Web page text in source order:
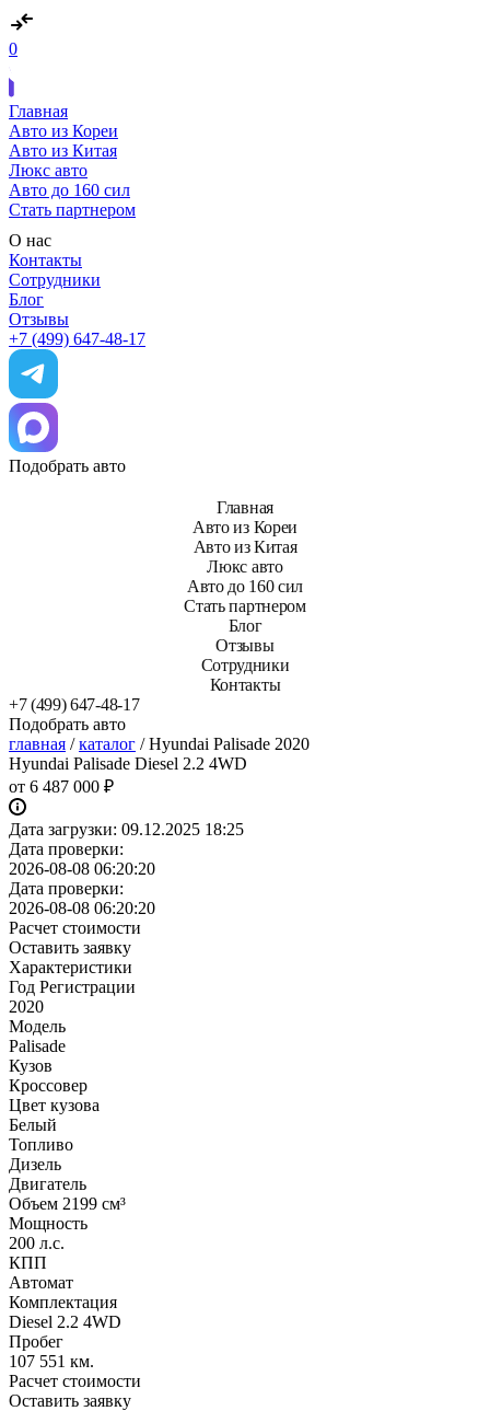
0
Главная
Авто из Кореи
Авто из Китая
Люкс авто
Авто до 160 сил
Стать партнером
О нас
Контакты
Сотрудники
Блог
Отзывы
+7 (499) 647-48-17
Подобрать авто
Главная
Авто из Кореи
Авто из Китая
Люкс авто
Авто до 160 сил
Стать партнером
Блог
Отзывы
Сотрудники
Контакты
+7 (499) 647-48-17
Подобрать авто
главная / каталог / Hyundai Palisade 2020
Hyundai Palisade Diesel 2.2 4WD
от 6 487 000 ₽
Дата загрузки: 09.12.2025 18:25
Дата проверки:
2026-08-08 06:20:20
Дата проверки:
2026-08-08 06:20:20
Расчет стоимости
Оставить заявку
Характеристики
Год Регистрации
2020
Модель
Palisade
Кузов
Кроссовер
Цвет кузова
Белый
Топливо
Дизель
Двигатель
Объем 2199 см³
Мощность
200 л.с.
КПП
Автомат
Комплектация
Diesel 2.2 4WD
Пробег
107 551 км.
Расчет стоимости
Оставить заявку